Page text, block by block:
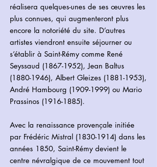
réalisera quelques-unes de ses œuvres les
plus connues, qui augmenteront plus
encore la notoriété du site. D’autres
artistes viendront ensuite séjourner ou
s’établir à Saint-Rémy comme René
Seyssaud (1867-1952), Jean Baltus
(1880-1946), Albert Gleizes (1881-1953),
André Hambourg (1909-1999) ou Mario
Prassinos (1916-1885).
Avec la renaissance provençale initiée
par Frédéric Mistral (1830-1914) dans les
années 1850, Saint-Rémy devient le
centre névralgique de ce mouvement tout